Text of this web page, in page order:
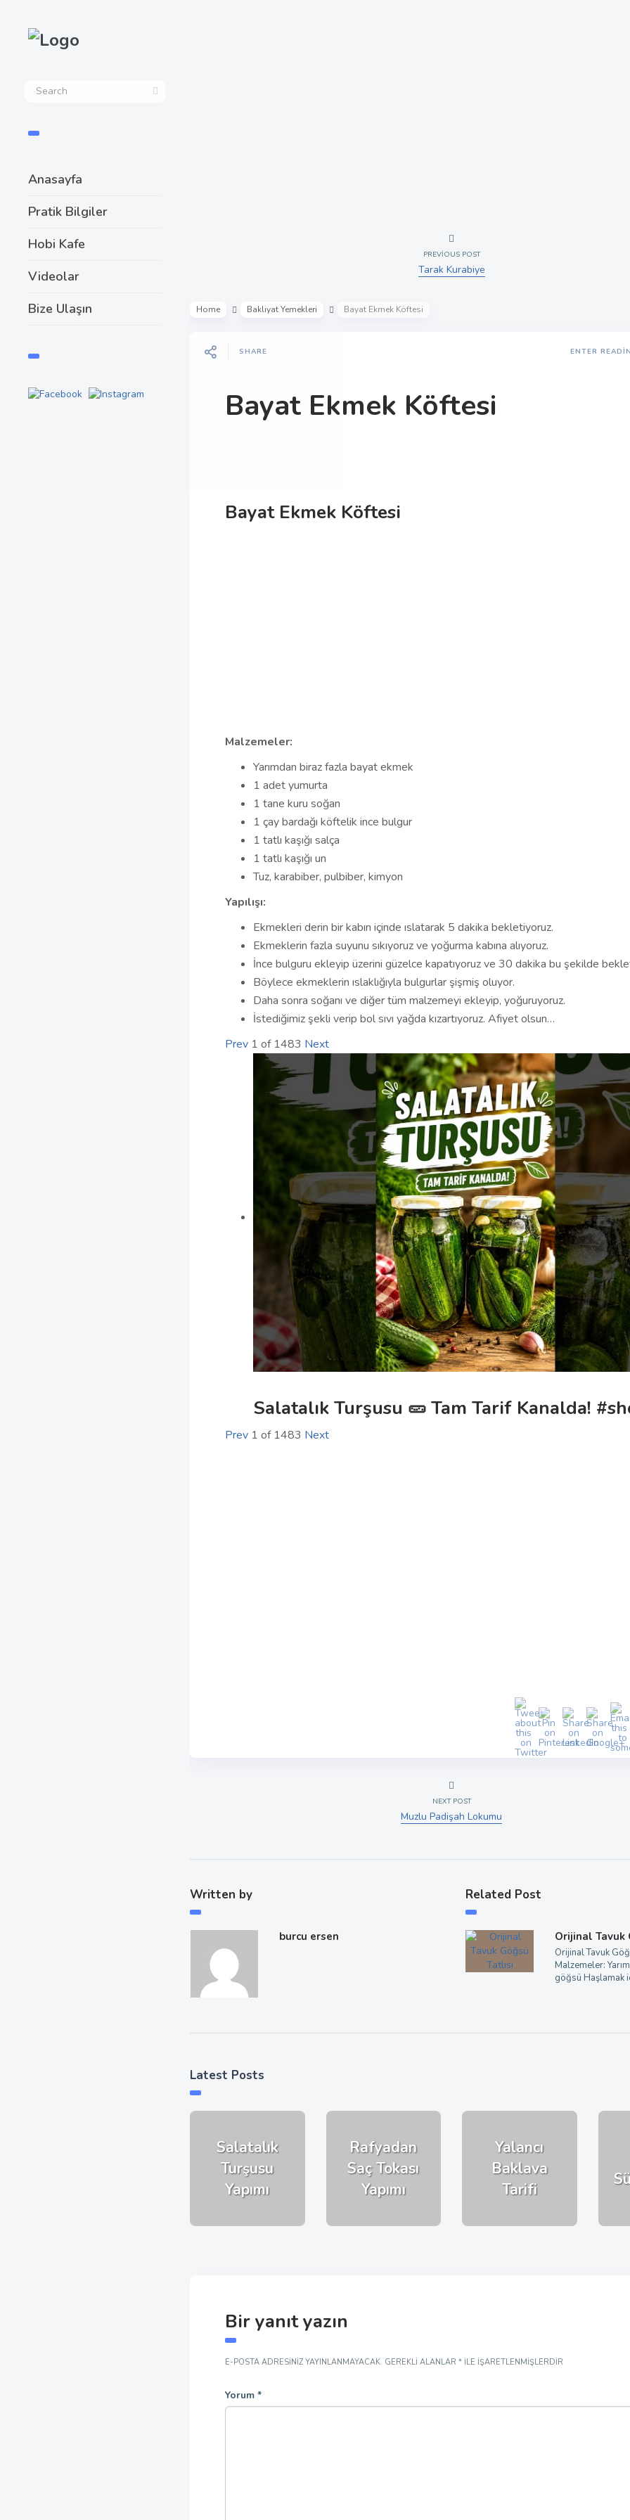
Anasayfa
Pratik Bilgiler
Hobi Kafe
Videolar
Bize Ulaşın
PREVIOUS POST
Tarak Kurabiye
Home Bakliyat Yemekleri Bayat Ekmek Köftesi
SHARE ENTER
Bayat Ekmek Köftesi
Bayat Ekmek Köftesi
Malzemeler:
Yarımdan biraz fazla bayat ekmek
1 adet yumurta
1 tane kuru soğan
1 çay bardağı köftelik ince bulgur
1 tatlı kaşığı salça
1 tatlı kaşığı un
Tuz, karabiber, pulbiber, kimyon
Yapılışı:
Ekmekleri derin bir kabın içinde ıslatarak 5 dakika bekletiyoruz.
Ekmeklerin fazla suyunu sıkıyoruz ve yoğurma kabına alıyoruz.
İnce bulguru ekleyip üzerini güzelce kapatıyoruz ve 30 dakika bu şekilde
Böylece ekmeklerin ıslaklığıyla bulgurlar şişmiş oluyor.
Daha sonra soğanı ve diğer tüm malzemeyi ekleyip, yoğuruyoruz.
İstediğimiz şekli verip bol sıvı yağda kızartıyoruz. Afiyet olsun…
Prev 1 of 1483 Next
Salatalık Turşusu 🥒 Tam Tarif Kanalda!
Prev 1 of 1483 Next
NEXT POST
Muzlu Padişah Lokumu
Written by
burcu ersen
Related Post
Orijinal Tavuk
Orijinal Tavuk
Malzemeler:
göğsü Haşlamak
Latest Posts
Salatalık
Turşusu
Yapımı
Rafyadan
Saç Tokası
Yapımı
Yalancı
Baklava
Tarifi
Bir yanıt yazın
E-POSTA ADRESINIZ YAYINLANMAYACAK. GEREKLI ALANLAR * ILE IŞARETLENMIŞLERDIR
Yorum *